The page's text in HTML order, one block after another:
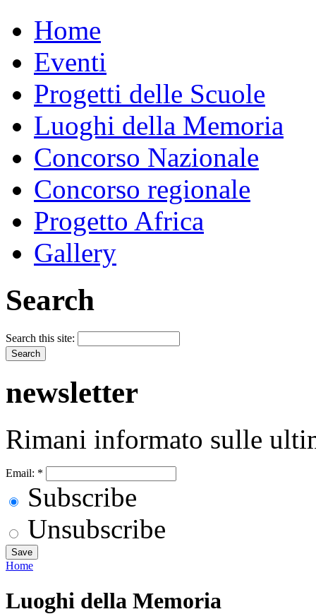
Home
Eventi
Progetti delle Scuole
Luoghi della Memoria
Concorso Nazionale
Concorso regionale
Progetto Africa
Gallery
Search
Search this site:
newsletter
Rimani informato sulle
Email: *
Subscribe
Unsubscribe
Home
Luoghi della Memoria